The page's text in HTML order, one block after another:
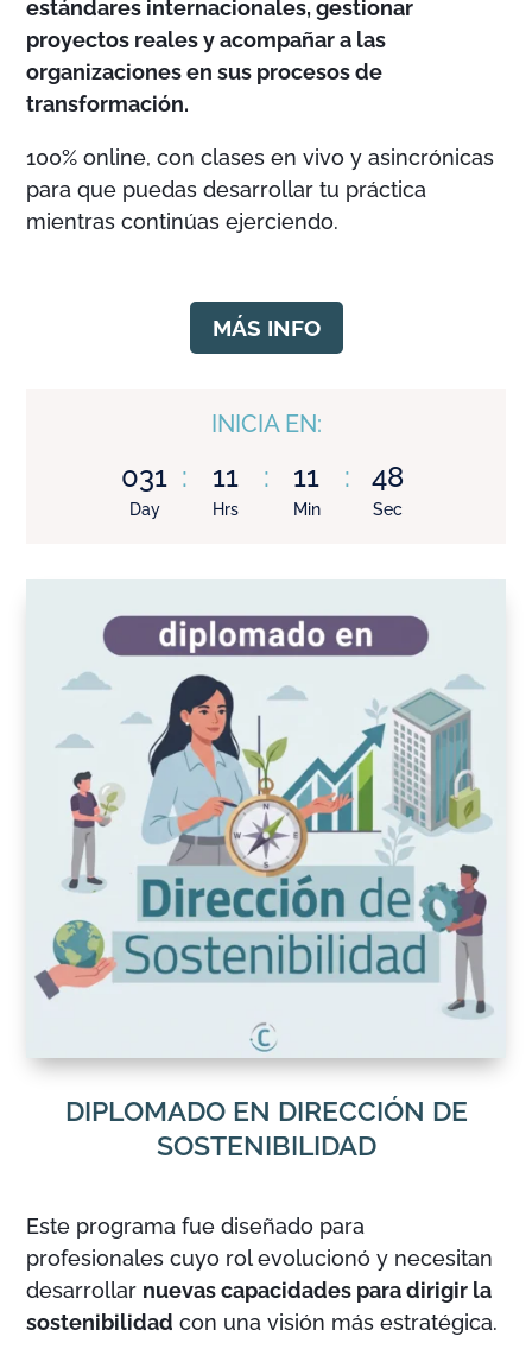
estándares internacionales, gestionar
proyectos reales y acompañar a las
organizaciones en sus procesos de
transformación.
100% online, con clases en vivo y asincrónicas
para que puedas desarrollar tu práctica
mientras continúas ejerciendo.
MÁS INFO
INICIA EN:
031
Day
: 11
Hrs
: 11
Min
: 47
Sec
DIPLOMADO EN DIRECCIÓN DE
SOSTENIBILIDAD
Este programa fue diseñado para
profesionales cuyo rol evolucionó y necesitan
desarrollar nuevas capacidades para dirigir la
sostenibilidad con una visión más estratégica.